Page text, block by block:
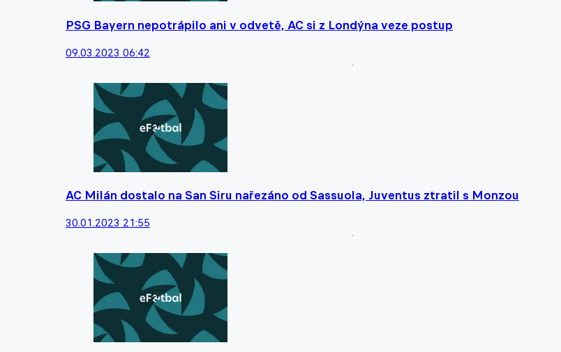
PSG Bayern nepotrápilo ani v odvetě, AC si z Londýna veze postup
09.03.2023 06:42
AC Milán dostalo na San Siru nařezáno od Sassuola, Juventus ztratil s Monzou
30.01.2023 21:55